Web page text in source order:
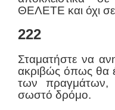
ΘΕΛΕΤΕ και όχι
222
Σταματήστε να
ακριβώς όπως θα
των πραγμάτων,
σωστό δρόμο.